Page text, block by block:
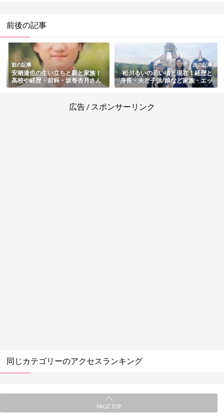
前後の記事
前の記事
安栖達也の生い立ちと親と家族！
高校や経歴・前科・坂巻杏月さん
との関係まとめ【栃木女子高生レ
次の記事
松川るいの若い頃と現在！経歴と
身長・夫と子供/娘など家族・エッ
フェル塔ポーズで大炎上騒動と理
広告 / スポンサーリンク
同じカテゴリーのアクセスランキング
PAGE TOP